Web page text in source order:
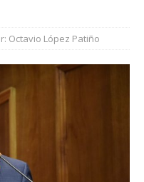
Octavio López Patiño